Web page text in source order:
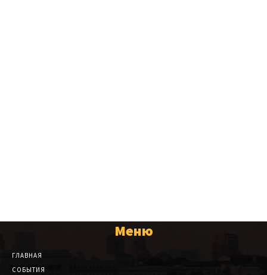
Меню
ГЛАВНАЯ
СОБЫТИЯ